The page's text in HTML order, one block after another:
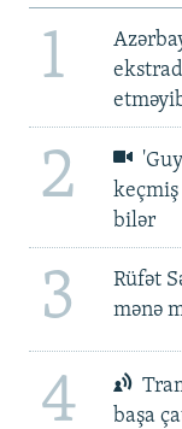
1
2
bilər
3
Rüfət
mənə
4
başa